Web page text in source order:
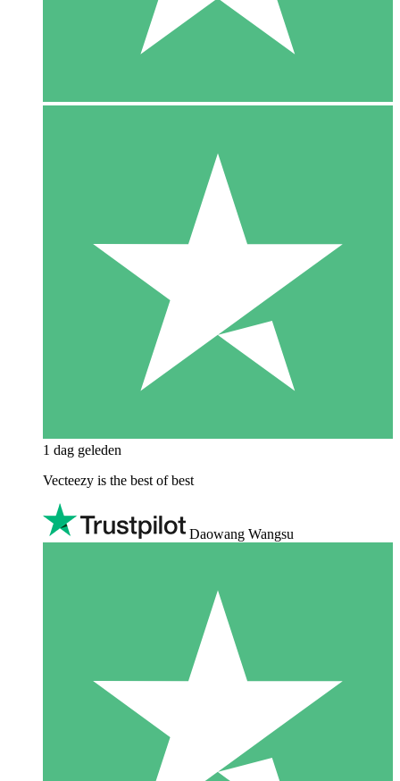
1 dag geleden
Vecteezy is the best of best
Daowang Wangsu